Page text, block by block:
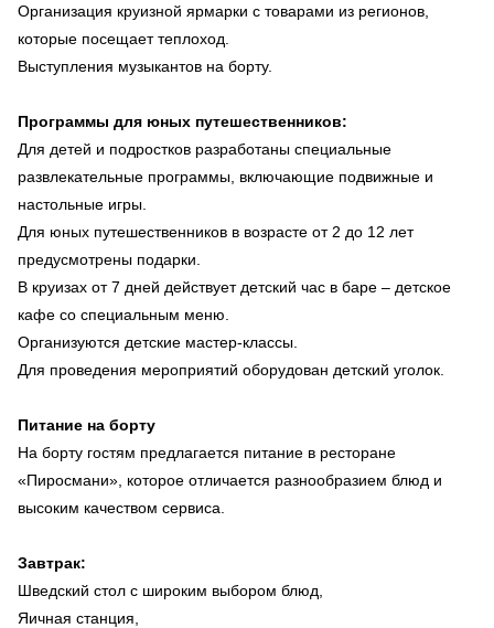
Организация круизной ярмарки с товарами из регионов,
которые посещает теплоход.
Выступления музыкантов на борту.
Программы для юных путешественников:
Для детей и подростков разработаны специальные
развлекательные программы, включающие подвижные и
настольные игры.
Для юных путешественников в возрасте от 2 до 12 лет
предусмотрены подарки.
В круизах от 7 дней действует детский час в баре – детское
кафе со специальным меню.
Организуются детские мастер-классы.
Для проведения мероприятий оборудован детский уголок.
Питание на борту
На борту гостям предлагается питание в ресторане
«Пиросмани», которое отличается разнообразием блюд и
высоким качеством сервиса.
Завтрак:
Шведский стол с широким выбором блюд,
Яичная станция,